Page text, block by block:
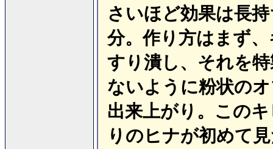
さいほど効果は長
分。作り方はまず
すり潰し、それを
ないように粉状の
出来上がり。この
りのヒナが初めて